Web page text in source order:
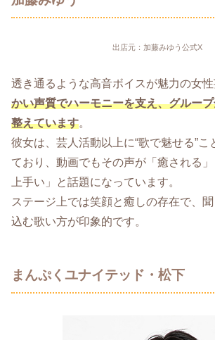
出店元：加藤みゆう公式X
透き通るような高音ボイスが魅力の女性
かい声質でハーモニーを支え、グルー
整えています。
彼女は、芸人活動以上に“歌で魅せる”こ
ており、動画でもその声が「癒される
上手い」と話題になっています。
ステージ上では笑顔と癒しの存在で、
込む歌い方が印象的です。
まんぷくユナイテッド・松下